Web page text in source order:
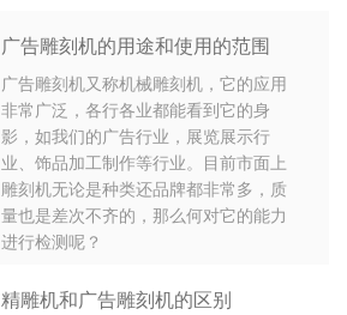
广告雕刻机的用途和使用的范围
广告雕刻机又称机械雕刻机，它的应用
非常广泛，各行各业都能看到它的身
影，如我们的广告行业，展览展示行
业、饰品加工制作等行业。目前市面上
雕刻机无论是种类还品牌都非常多，质
量也是差次不齐的，那么何对它的能力
进行检测呢？
精雕机和广告雕刻机的区别